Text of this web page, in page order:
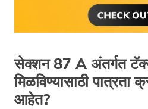
सेक्शन 87 A अंतर्गत
मिळविण्यासाठी पात्रता
आहेत?